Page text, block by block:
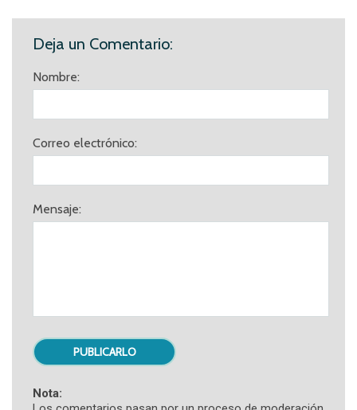
Deja un Comentario:
Nombre:
Correo electrónico:
Mensaje:
Nota: